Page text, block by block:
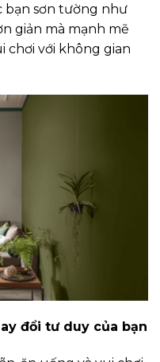
bạn sơn tường như
giản mà mạnh mẽ
chơi với không gian
đổi tư duy của bạn